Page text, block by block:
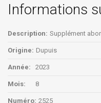
Informations
Description: Supplément
Origine: Dupuis
Année: 2023
Mois: 8
Numéro: 2525